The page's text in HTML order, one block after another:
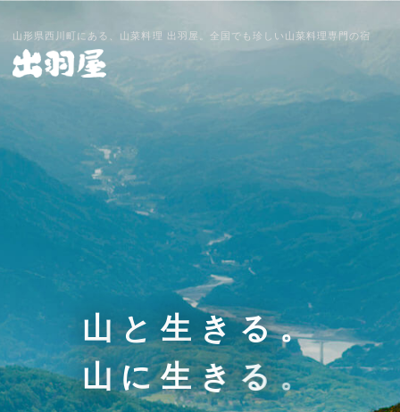
山形県西川町にある、山菜料理 出羽屋。全国でも珍しい山菜料理専門の宿
山と生 きる。
山に生きる。